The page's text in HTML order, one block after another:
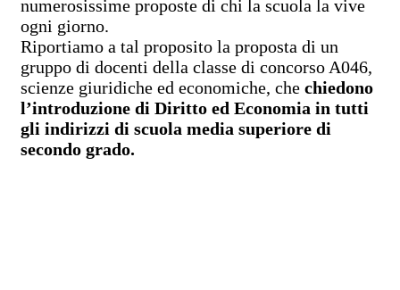
numerosissime proposte di chi la scuola la vive
ogni giorno.
Riportiamo a tal proposito la proposta di un
gruppo di docenti della classe di concorso A046,
scienze giuridiche ed economiche, che chiedono
l’introduzione di Diritto ed Economia in tutti
gli indirizzi di scuola media superiore di
secondo grado.